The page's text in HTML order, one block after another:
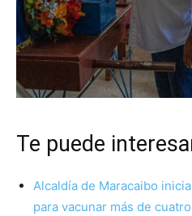
Te puede
Alcaldía de Maracaibo
para vacunar más de